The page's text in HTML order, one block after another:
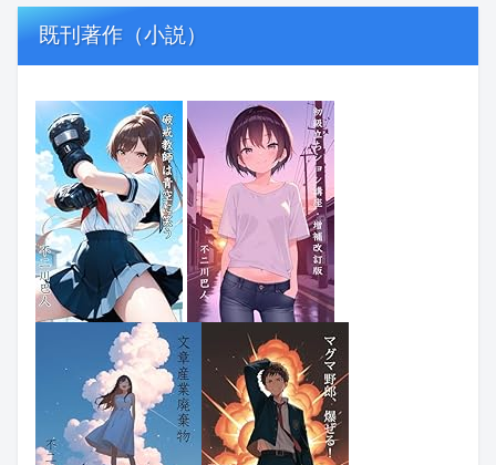
既刊著作（小説）